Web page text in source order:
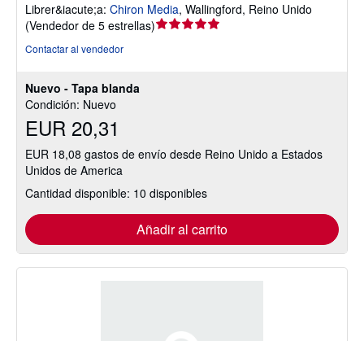
Nuevo - Tapa blanda
Condición: Nuevo
EUR 20,31
EUR 18,08 gastos de envío desde Reino Unido a Estados
Unidos de America
Cantidad disponible: 10 disponibles
Añadir al carrito
Librer&iacute;a: Chiron Media, Wallingford, Reino Unido
(Vendedor de 5 estrellas)Calificación
Contactar al vendedor